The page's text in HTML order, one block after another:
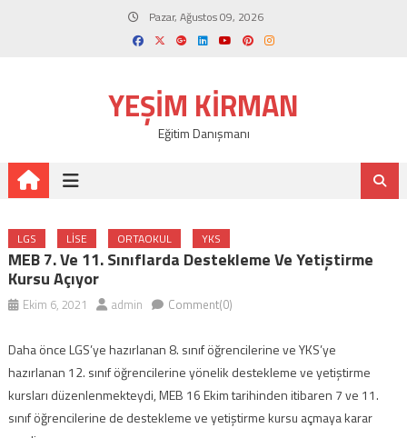
Pazar, Ağustos 09, 2026
YEŞIM KIRMAN
Eğitim Danışmanı
LGS LISE ORTAOKUL YKS
MEB 7. Ve 11. Sınıflarda Destekleme Ve Yetiştirme
Kursu Açıyor
Ekim 6, 2021 admin Comment(0)
Daha önce LGS’ye hazırlanan 8. sınıf öğrencilerine ve YKS’ye
hazırlanan 12. sınıf öğrencilerine yönelik destekleme ve yetiştirme
kursları düzenlenmekteydi, MEB 16 Ekim tarihinden itibaren 7 ve 11.
sınıf öğrencilerine de destekleme ve yetiştirme kursu açmaya karar